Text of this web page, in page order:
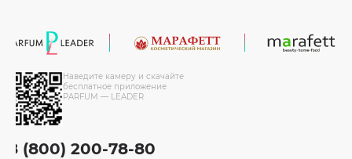
Наведите камеру и скачайте
бесплатное приложение
PARFUM — LEADER
8 (800) 200-78-80